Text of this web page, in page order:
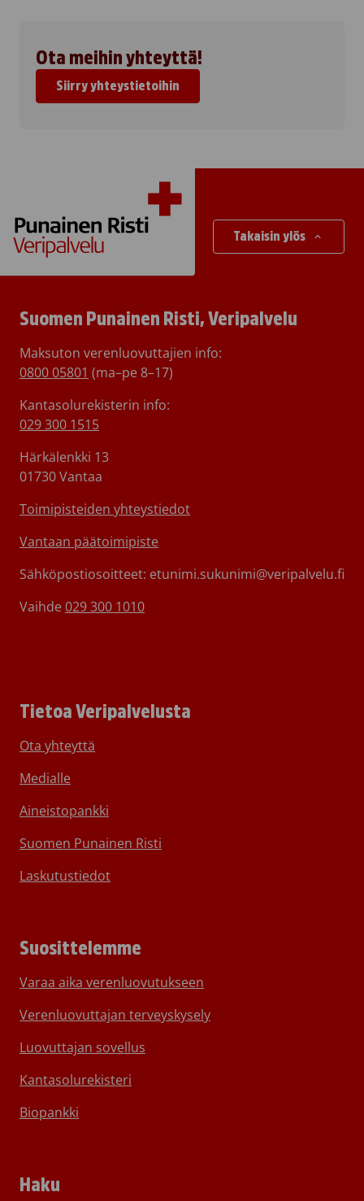
Ota meihin yhteyttä!
Siirry yhteystietoihin
Takaisin ylös
Suomen Punainen Risti, Veripalvelu
Maksuton verenluovuttajien info:
0800 05801 (ma–pe 8–17)
Kantasolurekisterin info:
029 300 1515
Härkälenkki 13
01730 Vantaa
Toimipisteiden yhteystiedot
Vantaan päätoimipiste
Sähköpostiosoitteet: etunimi.sukunimi@veripalvelu.fi
Vaihde 029 300 1010
Tietoa Veripalvelusta
Ota yhteyttä
Medialle
Aineistopankki
Suomen Punainen Risti
Laskutustiedot
Suosittelemme
Varaa aika verenluovutukseen
Verenluovuttajan terveyskysely
Luovuttajan sovellus
Kantasolurekisteri
Biopankki
Haku